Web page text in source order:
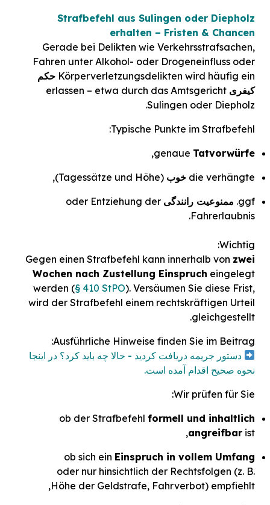
Strafbefehl aus Sulingen oder Diepholz
erhalten – Fristen & Chancen
Gerade bei Delikten wie Verkehrsstrafsachen,
Fahren unter Alkohol- oder Drogeneinfluss oder
Körperverletzungsdelikten wird häufig ein حکم
کیفری erlassen – etwa durch das Amtsgericht
Sulingen oder Diepholz.
Typische Punkte im Strafbefehl:
genaue Tatvorwürfe
,
die verhängte خوب (Tagessätze und Höhe),
ggf. ممنوعیت رانندگی oder Entziehung der
Fahrerlaubnis.
Wichtig:
Gegen einen Strafbefehl kann innerhalb von zwei
Wochen nach Zustellung Einspruch eingelegt
werden (§ 410 StPO). Versäumen Sie diese Frist,
wird der Strafbefehl einem rechtskräftigen Urteil
gleichgestellt.
Ausführliche Hinweise finden Sie im Beitrag:
دستور جریمه دریافت کردید - حالا چه باید کرد؟ در اینجا
نحوه صحیح اقدام آمده است.
Wir prüfen für Sie:
ob der Strafbefehl formell und inhaltlich
angreifbar ist,
ob sich ein Einspruch in vollem Umfang
oder nur hinsichtlich der Rechtsfolgen (z. B.
Höhe der Geldstrafe, Fahrverbot) empfiehlt,